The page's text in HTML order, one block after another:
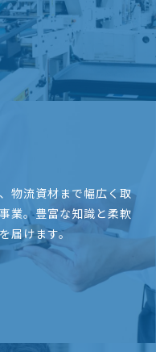
物流資材まで幅広く取
業。豊富な知識と柔軟
届けます。